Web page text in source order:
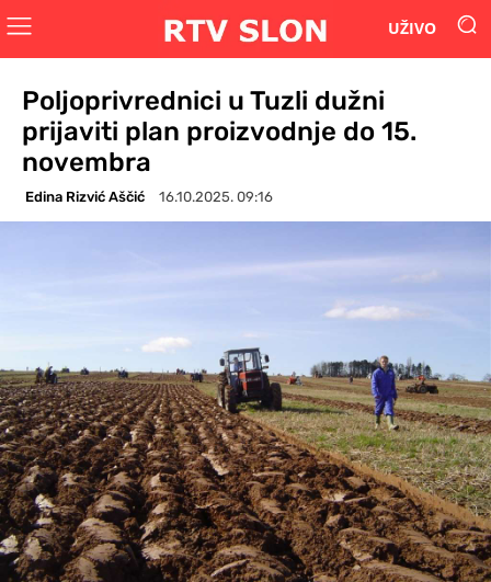
UŽIVO
Poljoprivrednici u Tuzli dužni
prijaviti plan proizvodnje do 15.
novembra
Edina Rizvić Aščić 16.10.2025. 09:16